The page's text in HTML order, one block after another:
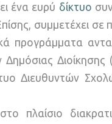
ένα ευρύ δίκτυο
συμμετέχει
προγράμματα
Δημόσιας Διοίκησης (
Διευθυντών
πλαίσιο